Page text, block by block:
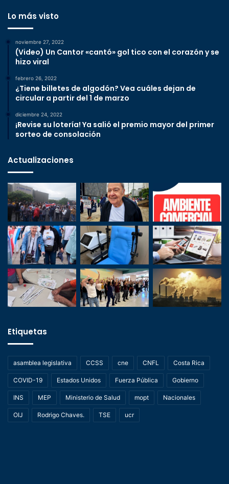
Lo más visto
noviembre 27, 2022
(Video) Un Cantor «cantó» gol tico con el corazón y se
hizo viral
febrero 26, 2022
¿Tiene billetes de algodón? Vea cuáles dejan de
circular a partir del 1 de marzo
diciembre 24, 2022
¡Revise su lotería! Ya salió el premio mayor del primer
sorteo de consolación
Actualizaciones
Etiquetas
asamblea legislativa CCSS cne CNFL Costa Rica
COVID-19 Estados Unidos Fuerza Pública Gobierno
INS MEP Ministerio de Salud mopt Nacionales
OIJ Rodrigo Chaves. TSE ucr